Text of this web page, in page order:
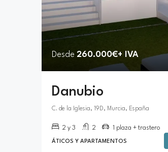
Desde 260.000€+ IVA
Danubio
C. de la Iglesia, 19D, Murcia, España
2 y 3 2 1 plaza + trastero
ÁTICOS Y APARTAMENTOS